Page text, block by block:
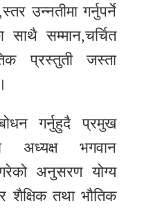
उन्नतीमा गर्नुपर्ने
साथै सम्मान,चर्चित
प्रस्तुती जस्ता
गर्नुहुदै प्रमुख
अध्यक्ष भगवान
अनुसरण योग्य
शैक्षिक तथा भौतिक